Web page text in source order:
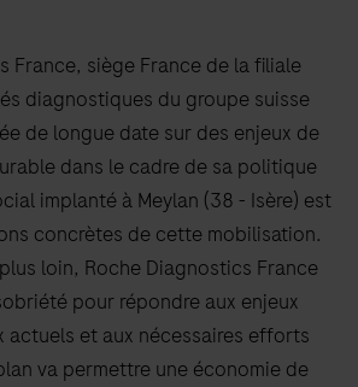
France, siège France de la filiale
diagnostiques du groupe suisse
de longue date sur des enjeux de
dans le cadre de sa politique
implanté à Meylan (38 - Isère) est
concrètes de cette mobilisation.
loin, Roche Diagnostics France
pour répondre aux enjeux
actuels et aux nécessaires efforts
va permettre une économie de